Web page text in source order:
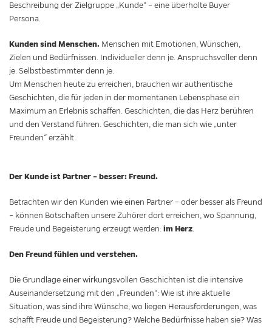
Beschreibung der Zielgruppe „Kunde“ – eine überholte Buyer
Persona.
Kunden sind Menschen. Menschen mit Emotionen, Wünschen,
Zielen und Bedürfnissen. Individueller denn je. Anspruchsvoller denn
je. Selbstbestimmter denn je.
Um Menschen heute zu erreichen, brauchen wir authentische
Geschichten, die für jeden in der momentanen Lebensphase ein
Maximum an Erlebnis schaffen. Geschichten, die das Herz berühren
und den Verstand führen. Geschichten, die man sich wie „unter
Freunden“ erzählt.
Der Kunde ist Partner – besser: Freund.
Betrachten wir den Kunden wie einen Partner – oder besser als Freund
– können Botschaften unsere Zuhörer dort erreichen, wo Spannung,
Freude und Begeisterung erzeugt werden: im Herz.
Den Freund fühlen und verstehen.
Die Grundlage einer wirkungsvollen Geschichten ist die intensive
Auseinandersetzung mit den „Freunden“: Wie ist ihre aktuelle
Situation, was sind ihre Wünsche, wo liegen Herausforderungen, was
schafft Freude und Begeisterung? Welche Bedürfnisse haben sie? Was